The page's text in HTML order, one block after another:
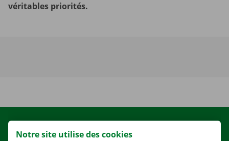
véritables priorités.
Notre site utilise des cookies